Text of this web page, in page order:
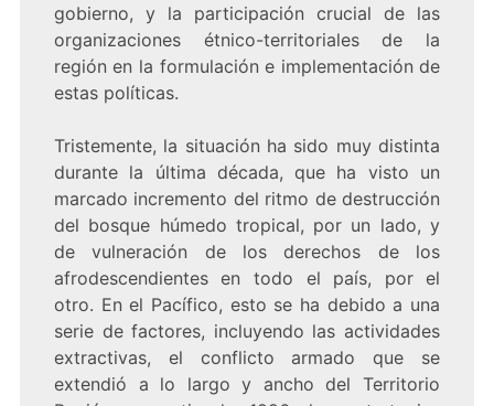
gobierno, y la participación crucial de las
organizaciones étnico-territoriales de la
región en la formulación e implementación de
estas políticas.
Tristemente, la situación ha sido muy distinta
durante la última década, que ha visto un
marcado incremento del ritmo de destrucción
del bosque húmedo tropical, por un lado, y
de vulneración de los derechos de los
afrodescendientes en todo el país, por el
otro. En el Pacífico, esto se ha debido a una
serie de factores, incluyendo las actividades
extractivas, el conflicto armado que se
extendió a lo largo y ancho del Territorio